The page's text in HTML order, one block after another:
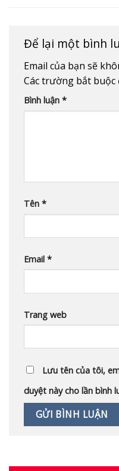
Để lại một bình
Email của bạn sẽ
Các trường bắt buộc
Bình luận *
Tên *
Email *
Trang web
Lưu tên của tôi,
duyệt này cho lần bình